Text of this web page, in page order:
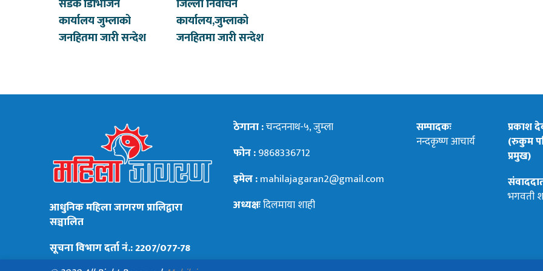
सडक डिभिजिन
कार्यालय जुम्लाको
जनहितमा जारी सन्देश
जिल्ला निर्वाचन
कार्यालय,जुम्लाको
जनहितमा जारी सन्देश
आधुनिक महिला जागरण प्रालिद्वारा
सञ्चालित
सूचना विभाग दर्ता नं.: 2207/077-78
ठेगाना :चन्दननाथ-५, जुम्ला
फोन :9868336712
इमेल :mahilajagaran2@gmail.com
अध्यक्षःदिलमाया शाही
सम्पादकः
नन्दकृष्ण आचार्य
प्रकाश
(रुकुम
प्रमुख)
भगवती